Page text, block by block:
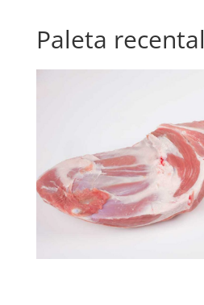
Paleta recental